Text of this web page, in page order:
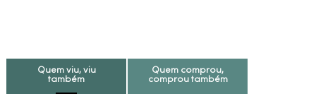
Quem viu, viu
também
Quem comprou,
comprou também